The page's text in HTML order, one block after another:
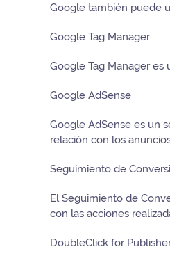
Google también puede
Google Tag Manager
Google Tag Manager es
Google AdSense
Google AdSense es un
relación con los
Seguimiento de
El Seguimiento de
con las acciones
DoubleClick for